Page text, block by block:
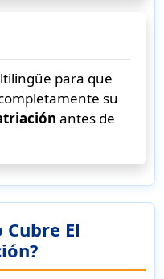
para que
su
antes de
El